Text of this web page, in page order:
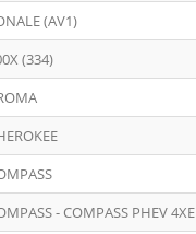
(AV1)
(334)
- COMPASS PHEV 4XE